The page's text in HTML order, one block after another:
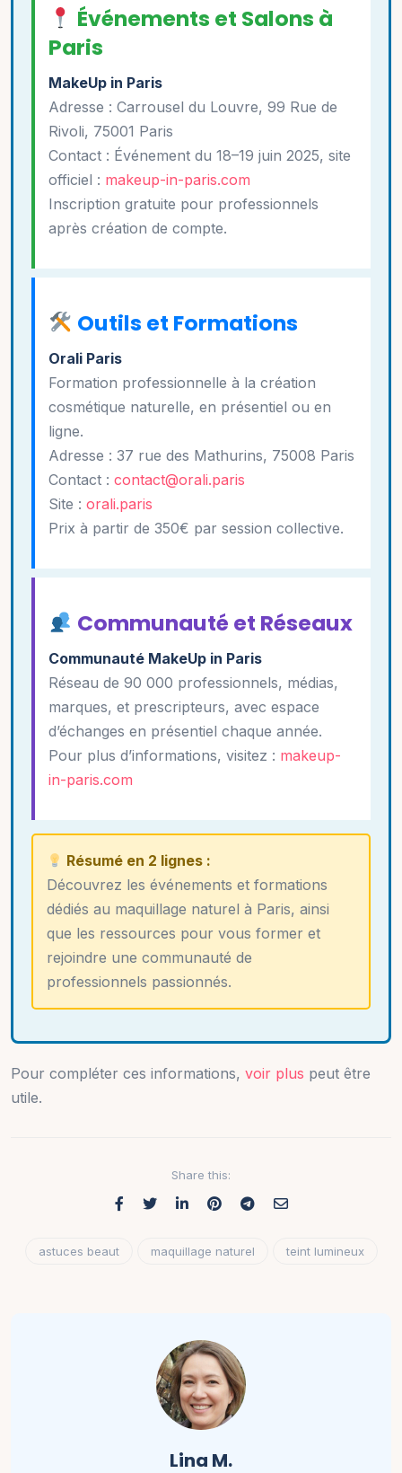
Événements et Salons à
Paris
MakeUp in Paris
Adresse : Carrousel du Louvre, 99 Rue de
Rivoli, 75001 Paris
Contact : Événement du 18–19 juin 2025, site
officiel : makeup-in-paris.com
Inscription gratuite pour professionnels
après création de compte.
Outils et Formations
Orali Paris
Formation professionnelle à la création
cosmétique naturelle, en présentiel ou en
ligne.
Adresse : 37 rue des Mathurins, 75008 Paris
Contact : contact@orali.paris
Site : orali.paris
Prix à partir de 350€ par session collective.
Communauté et Réseaux
Communauté MakeUp in Paris
Réseau de 90 000 professionnels, médias,
marques, et prescripteurs, avec espace
d’échanges en présentiel chaque année.
Pour plus d’informations, visitez : makeup-
in-paris.com
Résumé en 2 lignes :
Découvrez les événements et formations
dédiés au maquillage naturel à Paris, ainsi
que les ressources pour vous former et
rejoindre une communauté de
professionnels passionnés.
Pour compléter ces informations, voir plus peut être
utile.
Share this:
astuces beaut maquillage naturel teint lumineux
Lina M.